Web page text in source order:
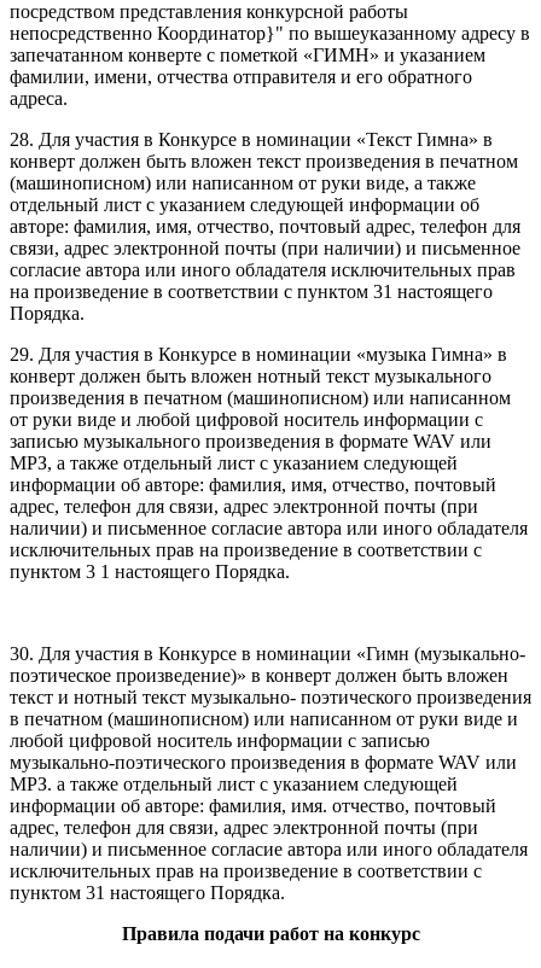
посредством представления конкурсной работы
непосредственно Координатор}" по вышеуказанному адресу в
запечатанном конверте с пометкой «ГИМН» и указанием
фамилии, имени, отчества отправителя и его обратного
адреса.
28. Для участия в Конкурсе в номинации «Текст Гимна» в
конверт должен быть вложен текст произведения в печатном
(машинописном) или написанном от руки виде, а также
отдельный лист с указанием следующей информации об
авторе: фамилия, имя, отчество, почтовый адрес, телефон для
связи, адрес электронной почты (при наличии) и письменное
согласие автора или иного обладателя исключительных прав
на произведение в соответствии с пунктом 31 настоящего
Порядка.
29. Для участия в Конкурсе в номинации «музыка Гимна» в
конверт должен быть вложен нотный текст музыкального
произведения в печатном (машинописном) или написанном
от руки виде и любой цифровой носитель информации с
записью музыкального произведения в формате WAV или
МРЗ, а также отдельный лист с указанием следующей
информации об авторе: фамилия, имя, отчество, почтовый
адрес, телефон для связи, адрес электронной почты (при
наличии) и письменное согласие автора или иного обладателя
исключительных прав на произведение в соответствии с
пунктом 3 1 настоящего Порядка.
30. Для участия в Конкурсе в номинации «Гимн (музыкально-
поэтическое произведение)» в конверт должен быть вложен
текст и нотный текст музыкально- поэтического произведения
в печатном (машинописном) или написанном от руки виде и
любой цифровой носитель информации с записью
музыкально-поэтического произведения в формате WAV или
МРЗ. а также отдельный лист с указанием следующей
информации об авторе: фамилия, имя. отчество, почтовый
адрес, телефон для связи, адрес электронной почты (при
наличии) и письменное согласие автора или иного обладателя
исключительных прав на произведение в соответствии с
пунктом 31 настоящего Порядка.
Правила подачи работ на конкурс